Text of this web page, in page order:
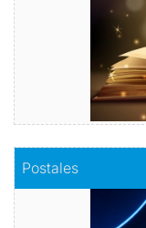
Postales
Dale vida
Comprar